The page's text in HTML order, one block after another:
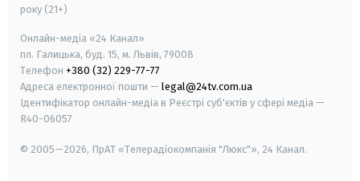
року (21+)
Онлайн-медіа «24 Канал»
пл. Галицька, буд. 15, м. Львів, 79008
Телефон +380 (32) 229-77-77
Адреса електронної пошти — legal@24tv.com.ua
Ідентифікатор онлайн-медіа в Реєстрі суб'єктів у сфері медіа —
R40-06057
© 2005—2026, ПрАТ «Телерадіокомпанія "Люкс"», 24 Канал.